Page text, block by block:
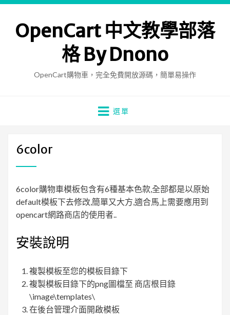
OpenCart 中文教學部落
格 By Dnono
OpenCart購物車，完全免費開放源碼，簡單易操作
選單
6color
6color購物車模板包含有6種基本色款,全部都是以原始
default模板下去修改,簡單又大方,適合馬上需要應用到
opencart網路商店的使用者..
安裝說明
複製模板至您的模板目錄下
複製模板目錄下的png圖檔至 商店根目錄
\image\templates\
在後台管理介面開啟模板